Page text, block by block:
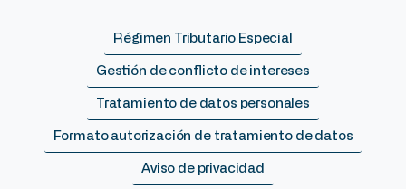
Régimen Tributario Especial
Gestión de conflicto de intereses
Tratamiento de datos personales
Formato autorización de tratamiento de datos
Aviso de privacidad